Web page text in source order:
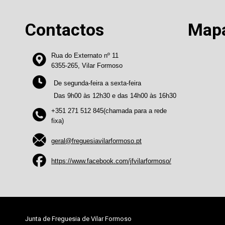
Contactos
Rua do Externato nº 11
6355-265, Vilar Formoso
De segunda-feira a sexta-feira
Das 9h00 às 12h30 e das 14h00 às 16h30
+351 271 512 845(chamada para a rede
fixa)
geral@freguesiavilarformoso.pt
https://www.facebook.com/jfvilarformoso/
Junta de Freguesia de Vilar Formoso